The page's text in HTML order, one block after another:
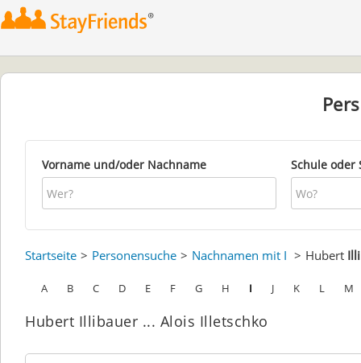
Vorname und/oder Nachname Schule oder
Startseite Personensuche Nachnamen mit I Hubert
A B C D E F G H I J K L M
Hubert Illibauer ... Alois Illetschko